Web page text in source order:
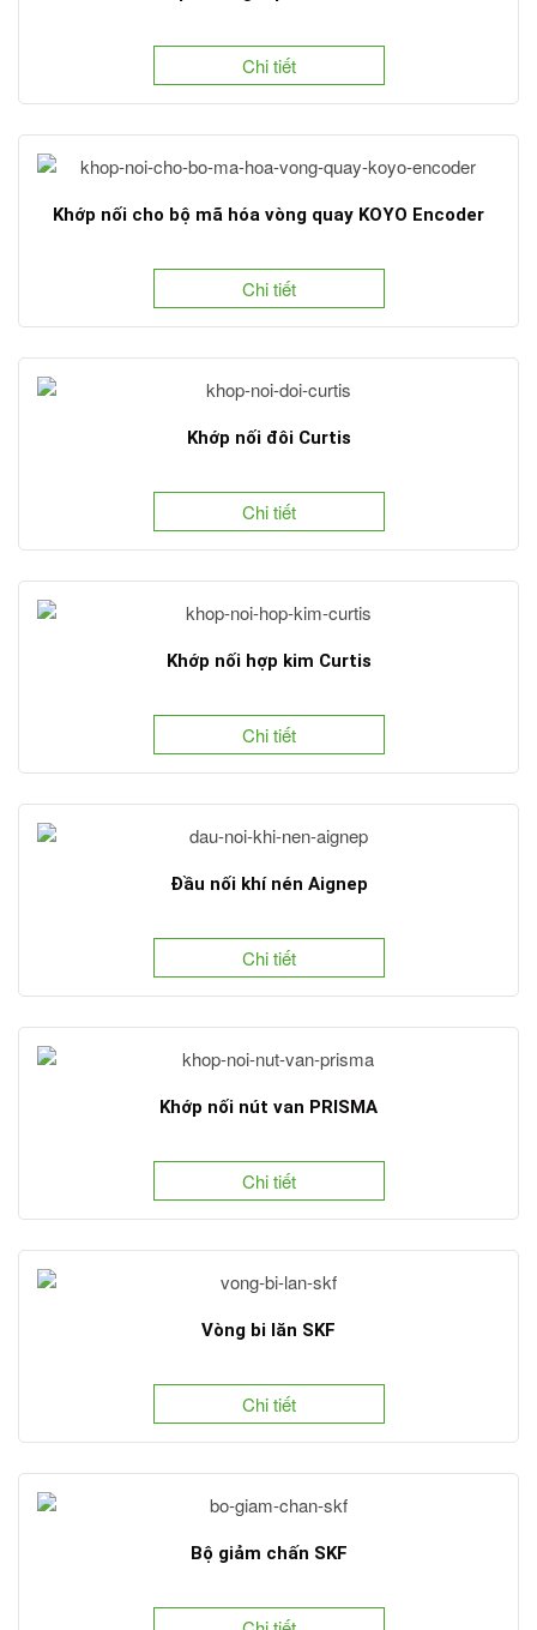
Chi tiết
Khớp nối cho bộ mã hóa vòng quay KOYO Encoder
Chi tiết
Khớp nối đôi Curtis
Chi tiết
Khớp nối hợp kim Curtis
Chi tiết
Đầu nối khí nén Aignep
Chi tiết
Khớp nối nút van PRISMA
Chi tiết
Vòng bi lăn SKF
Chi tiết
Bộ giảm chấn SKF